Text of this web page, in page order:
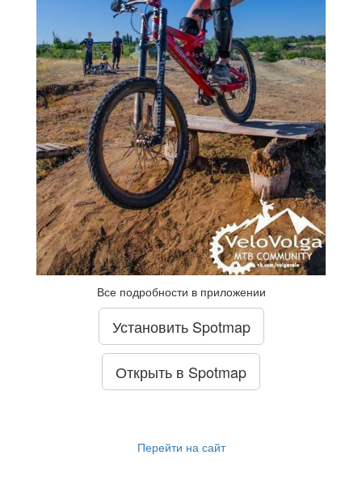
Все подробности в приложении
Установить Spotmap
Открыть в Spotmap
Перейти на сайт